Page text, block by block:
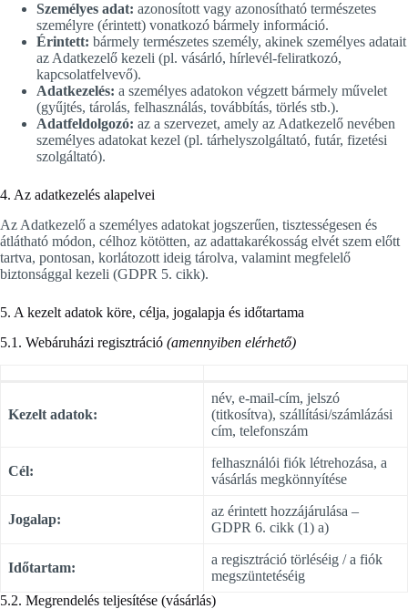
Személyes adat: azonosított vagy azonosítható természetes
személyre (érintett) vonatkozó bármely információ.
Érintett: bármely természetes személy, akinek személyes adatait
az Adatkezelő kezeli (pl. vásárló, hírlevél-feliratkozó,
kapcsolatfelvevő).
Adatkezelés: a személyes adatokon végzett bármely művelet
(gyűjtés, tárolás, felhasználás, továbbítás, törlés stb.).
Adatfeldolgozó: az a szervezet, amely az Adatkezelő nevében
személyes adatokat kezel (pl. tárhelyszolgáltató, futár, fizetési
szolgáltató).
4. Az adatkezelés alapelvei
Az Adatkezelő a személyes adatokat jogszerűen, tisztességesen és
átlátható módon, célhoz kötötten, az adattakarékosság elvét szem előtt
tartva, pontosan, korlátozott ideig tárolva, valamint megfelelő
biztonsággal kezeli (GDPR 5. cikk).
5. A kezelt adatok köre, célja, jogalapja és időtartama
5.1. Webáruházi regisztráció (amennyiben elérhető)
Kezelt adatok:
név, e-mail-cím, jelszó
(titkosítva), szállítási/számlázási
cím, telefonszám
Cél:
felhasználói fiók létrehozása, a
vásárlás megkönnyítése
Jogalap:
az érintett hozzájárulása –
GDPR 6. cikk (1) a)
Időtartam:
a regisztráció törléséig / a fiók
megszüntetéséig
5.2. Megrendelés teljesítése (vásárlás)